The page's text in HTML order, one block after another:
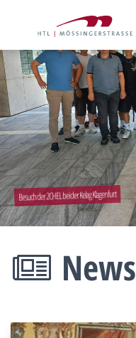
Besuch der 2CHEL bei der Kelag Klagenfurt
News